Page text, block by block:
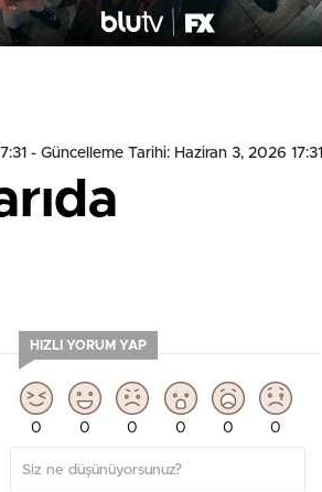
- Güncelleme Tarihi: Haziran 3, 2026 17:31
HIZLI YORUM YAP
0 0 0 0 0 0